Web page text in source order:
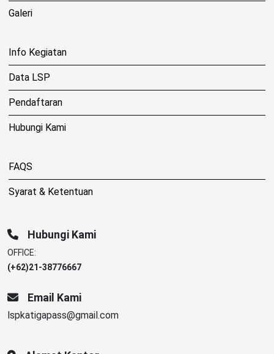
Galeri
Info Kegiatan
Data LSP
Pendaftaran
Hubungi Kami
FAQS
Syarat & Ketentuan
Hubungi Kami
OFFICE:
(+62)21-38776667
Email Kami
lspkatigapass@gmail.com